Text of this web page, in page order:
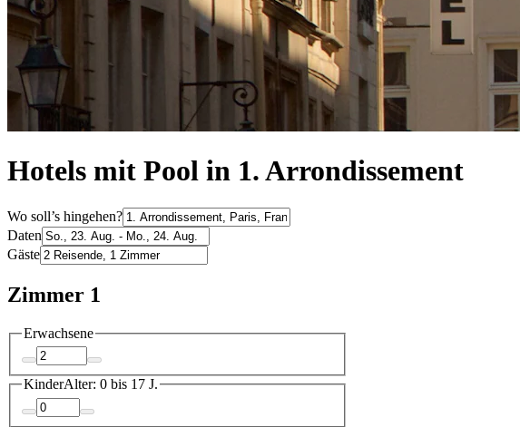
Hotels mit Pool in 1. Arrondissement
Wo soll’s hingehen?
Daten
Gäste
Zimmer 1
Erwachsene
KinderAlter: 0 bis 17 J.